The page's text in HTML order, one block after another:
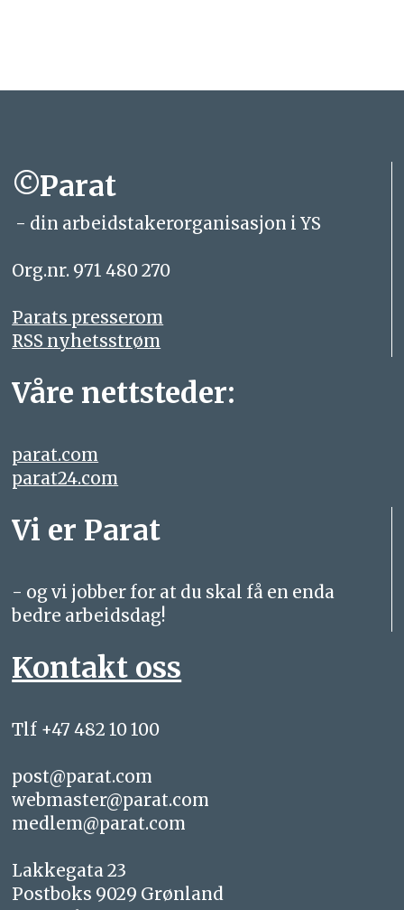
©Parat
- din arbeidstakerorganisasjon i YS
Org.nr. 971 480 270
Parats presserom
RSS nyhetsstrøm
Våre nettsteder:
parat.com
parat24.com
Vi er Parat
- og vi jobber for at du skal få en enda
bedre arbeidsdag!
Kontakt oss
Tlf +47 482 10 100
post@parat.com
webmaster@parat.com
medlem@parat.com
Lakkegata 23
Postboks 9029 Grønland